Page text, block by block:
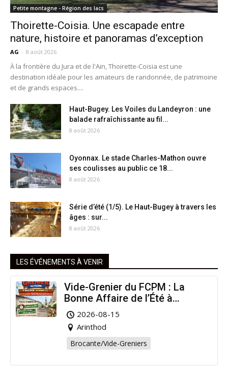
Petite montagne - Région des lacs
Thoirette-Coisia. Une escapade entre
nature, histoire et panoramas d’exception
AG - 8 août 2026
À la frontière du Jura et de l'Ain, Thoirette-Coisia est une
destination idéale pour les amateurs de randonnée, de patrimoine
et de grands espaces....
Haut-Bugey. Les Voiles du Landeyron : une
balade rafraîchissante au fil...
8 août 2026
Oyonnax. Le stade Charles-Mathon ouvre
ses coulisses au public ce 18...
8 août 2026
Série d’été (1/5). Le Haut-Bugey à travers les
âges : sur...
8 août 2026
LES ÉVÉNEMENTS À VENIR
Vide-Grenier du FCPM : La
Bonne Affaire de l’Été à
Arinthod !
2026-08-15
Arinthod
Brocante/Vide-Greniers